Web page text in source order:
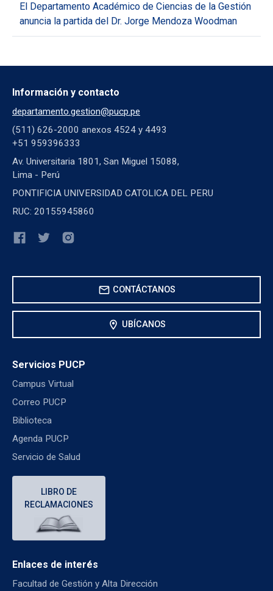
El Departamento Académico de Ciencias de la Gestión
anuncia la partida del Dr. Jorge Mendoza Woodman
Información y contacto
departamento.gestion@pucp.pe
(511) 626-2000 anexos 4524 y 4493
+51 959396333
Av. Universitaria 1801, San Miguel 15088,
Lima - Perú
PONTIFICIA UNIVERSIDAD CATOLICA DEL PERU
RUC: 20155945860
mail CONTÁCTANOS
location_on UBÍCANOS
Servicios PUCP
Campus Virtual
Correo PUCP
Biblioteca
Agenda PUCP
Servicio de Salud
LIBRO DE
RECLAMACIONES
Enlaces de interés
Facultad de Gestión y Alta Dirección